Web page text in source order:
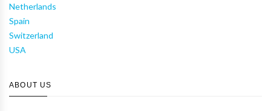
Netherlands
Spain
Switzerland
USA
ABOUT US